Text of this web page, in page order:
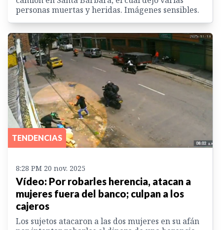
personas muertas y heridas. Imágenes sensibles.
TENDENCIAS
8:28 PM 20 nov. 2025
Vídeo: Por robarles herencia, atacan a
mujeres fuera del banco; culpan a los
cajeros
Los sujetos atacaron a las dos mujeres en su afán